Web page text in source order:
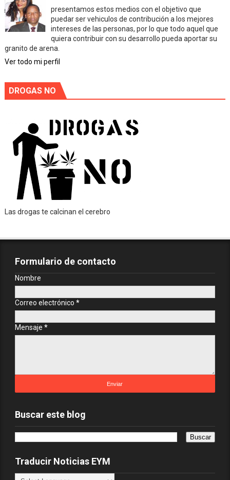
presentamos estos medios con el objetivo que
puedar ser vehiculos de contribución a los mejores
intereses de las personas, por lo que todo aquel que
quiera contribuir con su desarrollo pueda aportar su
granito de arena.
Ver todo mi perfil
DROGAS NO
Las drogas te calcinan el cerebro
Formulario de contacto
Nombre
Correo electrónico *
Mensaje *
Buscar este blog
Traducir Noticias EYM